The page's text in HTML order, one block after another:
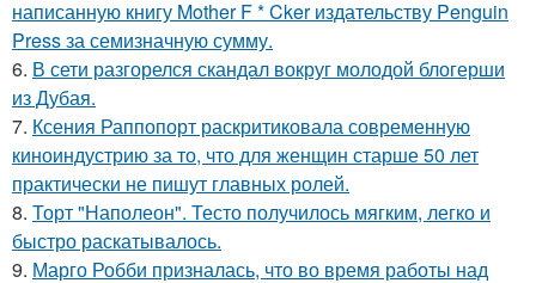
написанную книгу Mother F * Cker издательству Penguin
Press за семизначную сумму.
6. В сети разгорелся скандал вокруг молодой блогерши
из Дубая.
7. Ксения Раппопорт раскритиковала современную
киноиндустрию за то, что для женщин старше 50 лет
практически не пишут главных ролей.
8. Торт "Наполеон". Тесто получилось мягким, легко и
быстро раскатывалось.
9. Марго Робби призналась, что во время работы над